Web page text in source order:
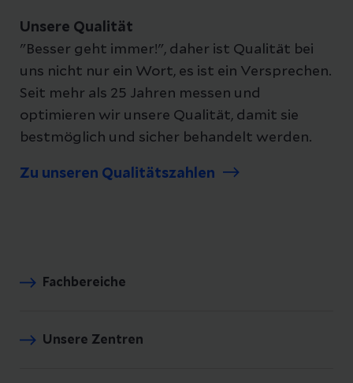
Unsere Qualität
"Besser geht immer!", daher ist Qualität bei
uns nicht nur ein Wort, es ist ein Versprechen.
Seit mehr als 25 Jahren messen und
optimieren wir unsere Qualität, damit sie
bestmöglich und sicher behandelt werden.
Zu unseren Qualitätszahlen
Fachbereiche
Unsere Zentren